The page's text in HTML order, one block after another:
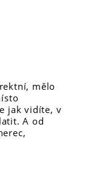
mělo
jak vidíte, v
A od